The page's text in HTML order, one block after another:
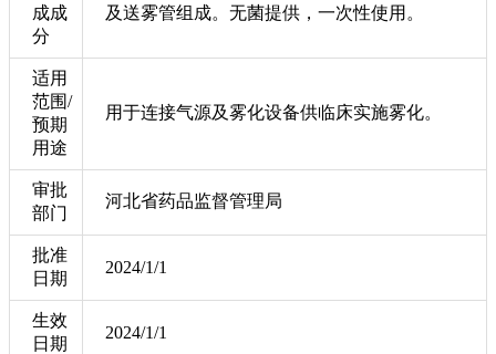
成成
分
及送雾管组成。无菌提供，一次性使用。
适用
范围/
预期
用途
用于连接气源及雾化设备供临床实施雾化。
审批
部门
河北省药品监督管理局
批准
日期
2024/1/1
生效
日期
2024/1/1